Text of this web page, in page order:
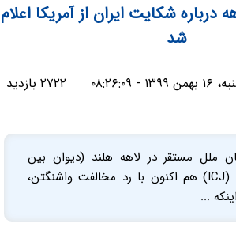
درباره شکایت ایران از آمریکا اعلام
شد
- ۰۸:۲۶:۰۹ ۲۷۲۲ بازدید
ملل مستقر در لاهه هلند (دیوان بین
المللی دادگستری) (ICJ) هم اکنون با رد مخالفت واشنگتن،
...